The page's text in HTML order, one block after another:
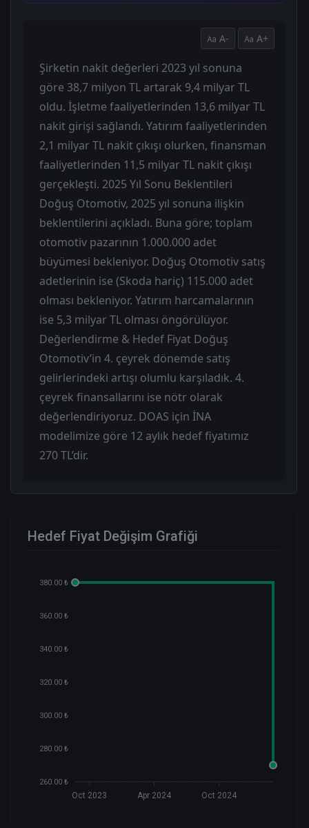
A- A+
Şirketin nakit değerleri 2023 yıl sonuna
göre 38,7 milyon TL artarak 9,4 milyar TL
oldu. İşletme faaliyetlerinden 13,6 milyar TL
nakit girişi sağlandı. Yatırım faaliyetlerinden
2,1 milyar TL nakit çıkışı olurken, finansman
faaliyetlerinden 11,5 milyar TL nakit çıkışı
gerçekleşti. 2025 Yıl Sonu Beklentileri
Doğuş Otomotiv, 2025 yıl sonuna ilişkin
beklentilerini açıkladı. Buna göre; toplam
otomotiv pazarının 1.000.000 adet
büyümesi bekleniyor. Doğuş Otomotiv satış
adetlerinin ise (Skoda hariç) 115.000 adet
olması bekleniyor. Yatırım harcamalarının
ise 5,3 milyar TL olması öngörülüyor.
Değerlendirme & Hedef Fiyat Doğuş
Otomotiv’in 4. çeyrek dönemde satış
gelirlerindeki artışı olumlu karşıladık. 4.
çeyrek finansallarını ise nötr olarak
değerlendiriyoruz. DOAS için İNA
modelimize göre 12 aylık hedef fiyatımız
270 TL’dir.
Hedef Fiyat Değişim Grafiği
380.00 ₺
360.00 ₺
340.00 ₺
320.00 ₺
300.00 ₺
280.00 ₺
260.00 ₺
Oct 2023 Apr 2024 Oct 2024